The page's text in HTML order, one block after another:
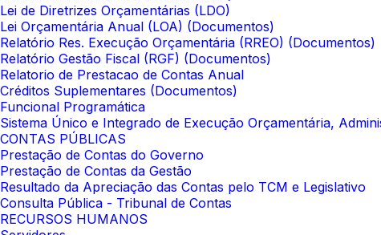
Lei de Diretrizes Orçamentárias (LDO)
Lei Orçamentária Anual (LOA) (Documentos)
Relatório Res. Execução Orçamentária (RREO) (Documentos)
Relatório Gestão Fiscal (RGF) (Documentos)
Relatorio de Prestacao de Contas Anual
Créditos Suplementares (Documentos)
Funcional Programática
Sistema Único e Integrado de Execução Orçamentária,
CONTAS PÚBLICAS
Prestação de Contas do Governo
Prestação de Contas da Gestão
Resultado da Apreciação das Contas pelo TCM e Legislativo
Consulta Pública - Tribunal de Contas
RECURSOS HUMANOS